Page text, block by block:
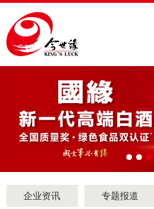
企业资讯 专题报道